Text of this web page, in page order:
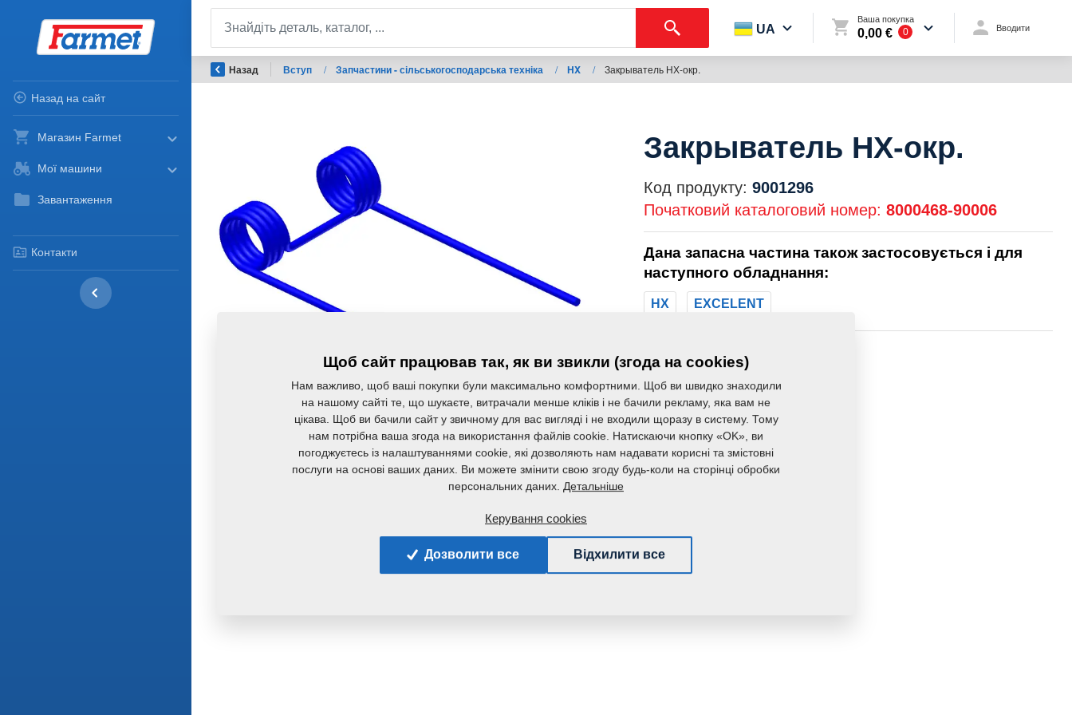
Назад на сайт
Магазин Farmet
Мої машини
Завантаження
Контакти
UA
Ваша покупка
0,00 € 0 Вводити
Назад Вступ / Запчастини - сільськогосподарська техніка / HX / Закрыватель НХ-окр.
Закрыватель НХ-окр.
Код продукту: 9001296
Початковий каталоговий номер: 8000468-90006
Дана запасна частина також застосовується і для
наступного обладнання:
HX EXCELENT
Щоб сайт працював так, як ви звикли (згода на cookies)
Нам важливо, щоб ваші покупки були максимально комфортними. Щоб ви швидко знаходили
на нашому сайті те, що шукаєте, витрачали менше кліків і не бачили рекламу, яка вам не
цікава. Щоб ви бачили сайт у звичному для вас вигляді і не входили щоразу в систему. Тому
нам потрібна ваша згода на використання файлів cookie. Натискаючи кнопку «OK», ви
погоджуєтесь із налаштуваннями cookie, які дозволяють нам надавати корисні та змістовні
послуги на основі ваших даних. Ви можете змінити свою згоду будь-коли на сторінці обробки
персональних даних. Детальніше
Керування cookies
Дозволити все Відхилити все